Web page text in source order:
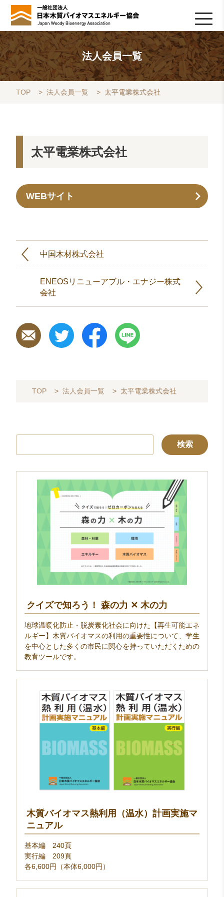
HOME
TOPICS
協会について
木質バイオマスの基礎知識
協会の活動
ライブラリ
データベース
Q&A
リンク集
お問い合わせ
会員専用
採用情報
法人会員一覧
TOP > 法人会員一覧 > 太平電業株式会社
太平電業株式会社
WEBサイト
中国木材株式会社
ENEOSリニューアブル・エナジー株式
会社
TOP > 法人会員一覧 > 太平電業株式会社
クイズで知ろう！ 森の力 ✕ 木の力
地球温暖化防止・脱炭素化社会に向けた【再生可能エネ
ルギー】木質バイオマスの利用の重要性について、学生
を中心とした多くの市民に関心を持っていただくための
教育ツールです。
木質バイオマス熱利用（温水）計画実施マ
ニュアル
基本編 240頁
実行編 209頁
各6,600円（本体6,000円）